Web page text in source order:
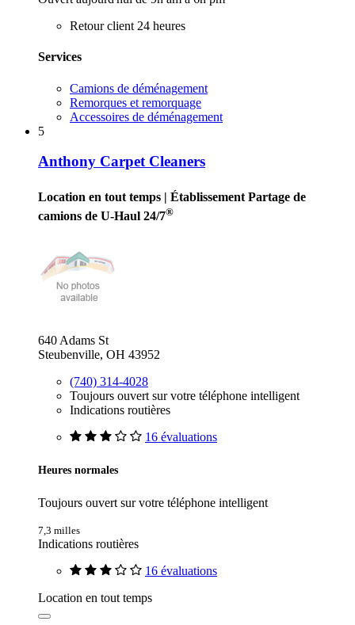
Retour client 24 heures
Services
Camions de déménagement
Remorques et remorquage
Accessoires de déménagement
5
Anthony Carpet Cleaners
Location en tout temps | Établissement Partage de
camions de U-Haul 24/7®
640 Adams St
Steubenville, OH 43952
(740) 314-4028
Toujours ouvert sur votre téléphone intelligent
Indications routières
16 évaluations
Heures normales
Toujours ouvert sur votre téléphone intelligent
7,3 milles
Indications routières
16 évaluations
Location en tout temps